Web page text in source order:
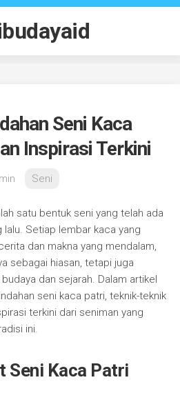
Seni Kaca
Inspirasi Terkini
Seni
satu bentuk seni yang telah ada
Setiap lembar kaca yang
dan makna yang mendalam,
sebagai hiasan, tetapi juga
dan sejarah. Dalam artikel
seni kaca patri, teknik-teknik
terkini dari seniman yang
ini.
Seni Kaca Patri